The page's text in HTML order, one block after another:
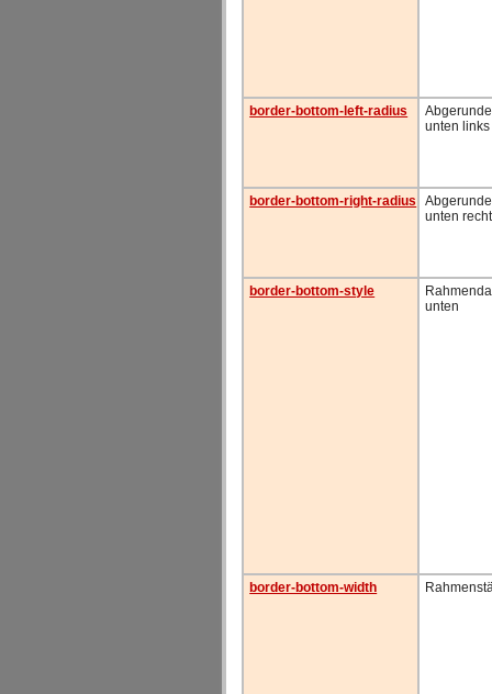
border-bottom-left-radius
unten links
border-bottom-right-radius
unten
border-bottom-style
unten
border-bottom-width